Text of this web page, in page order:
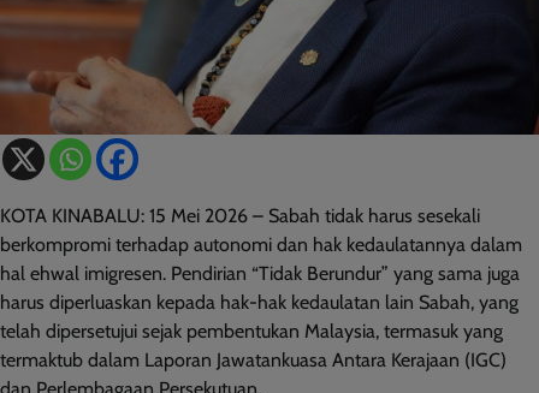
KOTA KINABALU: 15 Mei 2026 – Sabah tidak harus sesekali
berkompromi terhadap autonomi dan hak kedaulatannya dalam
hal ehwal imigresen. Pendirian “Tidak Berundur” yang sama juga
harus diperluaskan kepada hak-hak kedaulatan lain Sabah, yang
telah dipersetujui sejak pembentukan Malaysia, termasuk yang
termaktub dalam Laporan Jawatankuasa Antara Kerajaan (IGC)